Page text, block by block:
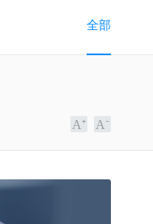
全部